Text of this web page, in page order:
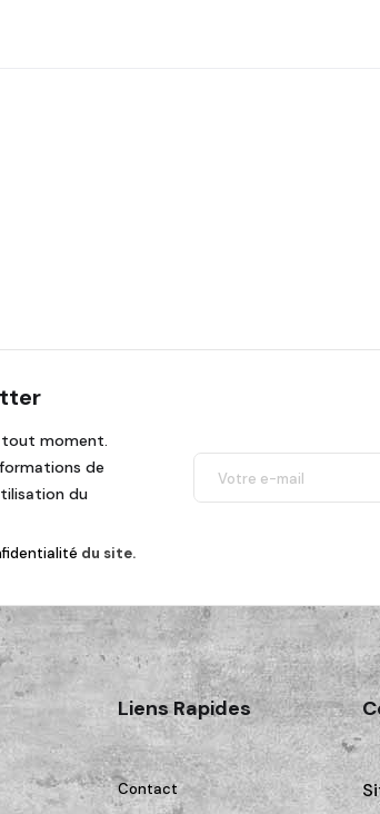
tout moment.
de
du
du site.
Liens Rapides
Contact